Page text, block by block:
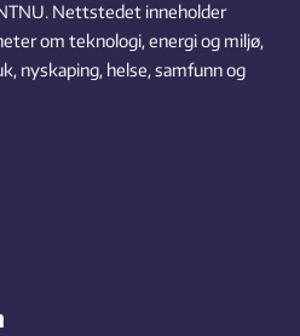
Nettstedet inneholder
om teknologi, energi og miljø,
nyskaping, helse, samfunn og